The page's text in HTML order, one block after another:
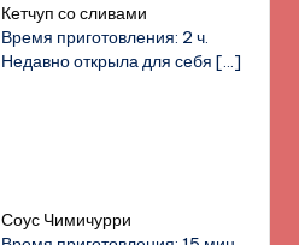
Кетчуп со сливами
Время приготовления: 2 ч.
Недавно открыла для себя[…]
Соус Чимичурри